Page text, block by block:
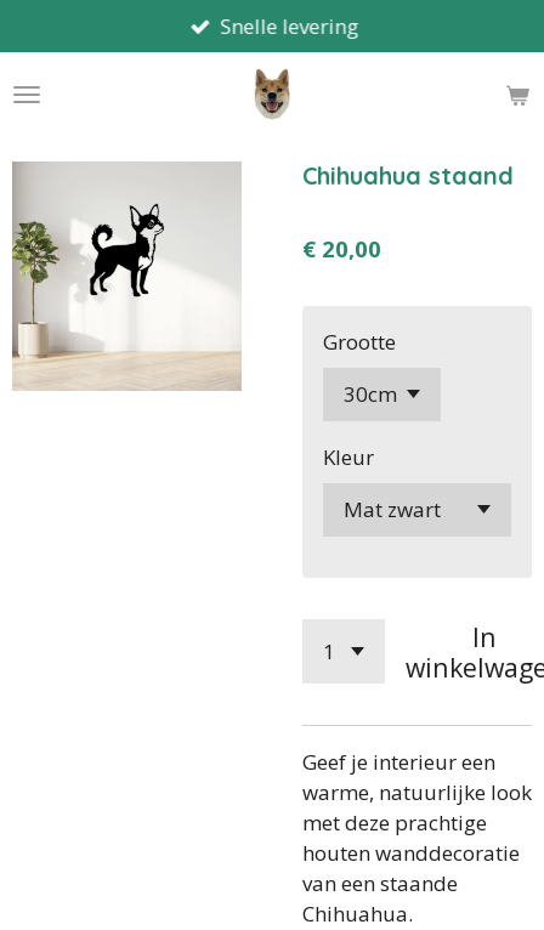
direct
naar
Snelle levering
Chihuahua staand
€ 20,00
Grootte
Kleur
In
Geef je interieur een
warme, natuurlijke look
met deze prachtige
houten wanddecoratie
van een staande
Chihuahua.